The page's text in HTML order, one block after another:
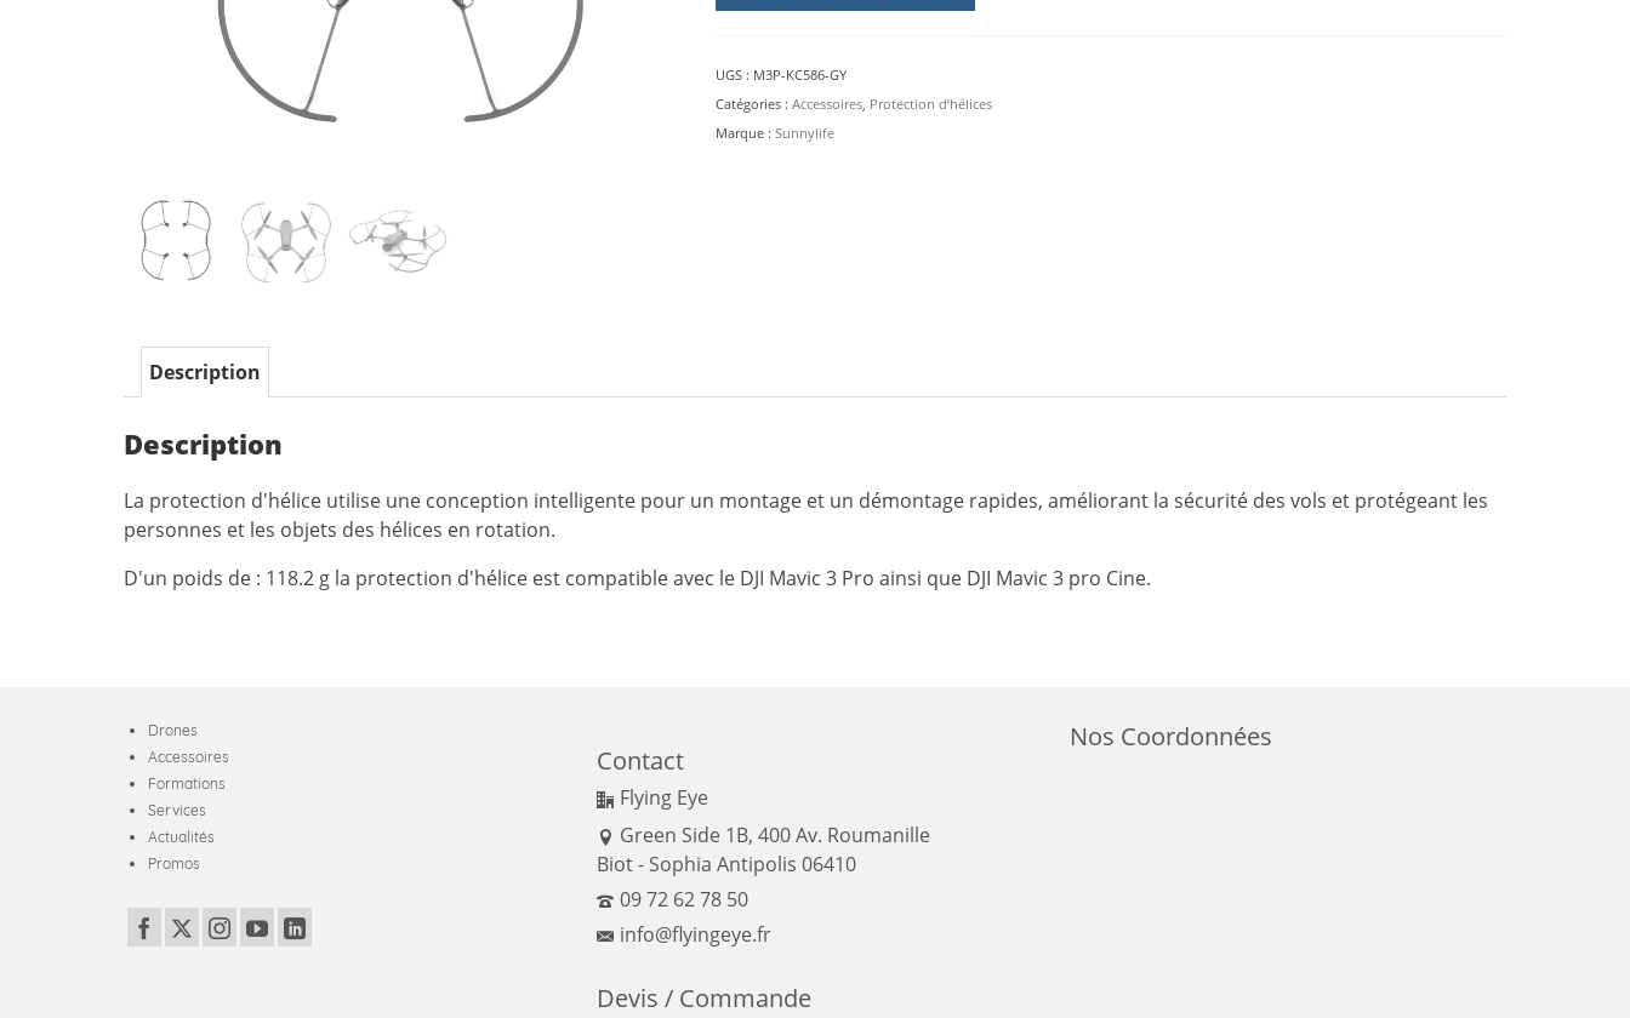
Pro
Cine
UGS : M3P-KC586-GY
Catégories : Accessoires, Protection d’hélices
Marque : Sunnylife
Description
Description
La protection d'hélice utilise une conception intelligente pour un montage et un démontage rapides, améliorant la sécurité des vols et protégeant les
personnes et les objets des hélices en rotation.
D'un poids de : 118.2 g la protection d'hélice est compatible avec le DJI Mavic 3 Pro ainsi que DJI Mavic 3 pro Cine.
Drones
Accessoires
Formations
Services
Actualités
Promos
Contact
Flying Eye
Green Side 1B, 400 Av. Roumanille
Biot - Sophia Antipolis 06410
09 72 62 78 50
info@flyingeye.fr
Devis / Commande
Nos Coordonnées